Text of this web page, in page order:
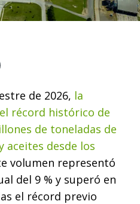
de 2026, la
récord histórico de
de toneladas de
aceites desde los
volumen representó
del 9 % y superó en
el récord previo